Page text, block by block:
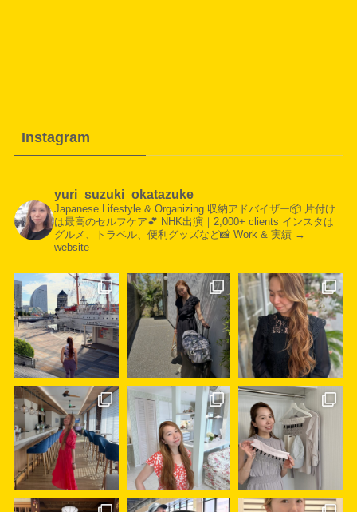
Instagram
yuri_suzuki_okatazuke
Japanese Lifestyle & Organizing収納アドバイザー📦片付け
は最高のセルフケア💕 NHK出演｜2,000+ clients インスタは
グルメ、トラベル、便利グッズなど📸Work & 実績 →
website